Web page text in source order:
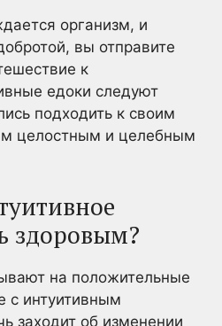
организм, и
вы отправите
к
едоки следуют
подходить к своим
целостным и целебным
здоровым?
на положительные
с интуитивным
заходит об изменении